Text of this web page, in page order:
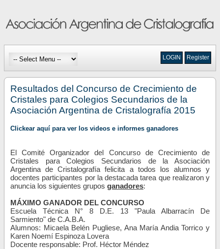
Register
LOGIN
Resultados del Concurso de Crecimiento de
Cristales para Colegios Secundarios de la
Asociación Argentina de Cristalografía 2015
Clickear aquí para ver los videos e informes ganadores
El Comité Organizador del Concurso de Crecimiento de
Cristales para Colegios Secundarios de la Asociación
Argentina de Cristalografía felicita a todos los alumnos y
docentes participantes por la destacada tarea que realizaron y
anuncia los siguientes grupos ganadores:
MÁXIMO GANADOR DEL CONCURSO
Escuela Técnica N° 8 D.E. 13 "Paula Albarracín De
Sarmiento" de C.A.B.A.
Alumnos: Micaela Belén Pugliese, Ana María Andia Torrico y
Karen Noemí Espinoza Lovera
Docente responsable: Prof. Héctor Méndez